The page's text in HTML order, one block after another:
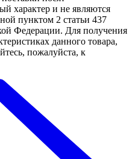
характер и не являются
пунктом 2 статьи 437
Федерации. Для получения
данного товара,
пожалуйста, к